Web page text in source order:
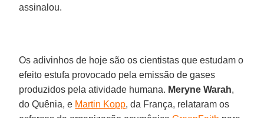
assinalou.
Os adivinhos de hoje são os cientistas que estudam o
efeito estufa provocado pela emissão de gases
produzidos pela atividade humana. Meryne Warah,
do Quênia, e Martin Kopp, da França, relataram os